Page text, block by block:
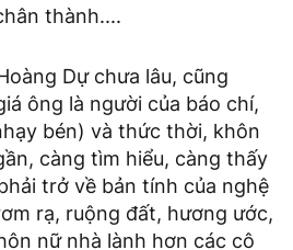
thành....
Dự chưa lâu, cũng
ông là người của báo chí,
bén) và thức thời, khôn
càng tìm hiểu, càng thấy
trở về bản tính của nghệ
rạ, ruộng đất, hương ước,
nữ nhà lành hơn các cô